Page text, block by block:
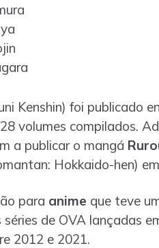
Kenshin) foi publicado
volumes compilados.
a publicar o mangá
Hokkaido-hen)
para anime que teve
de OVA lançadas
2012 e 2021.